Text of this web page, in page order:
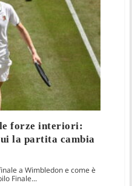
forze interiori:
la partita cambia
a Wimbledon e come è
Finale...